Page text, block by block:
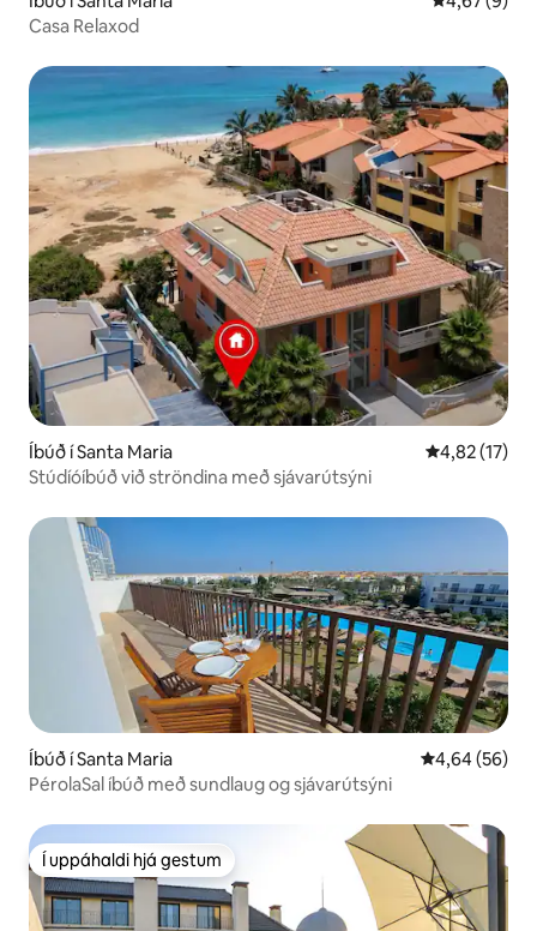
Casa Relaxod
Íbúð í Santa Maria 4,82 af 5 í
4,82 (17)
Stúdíóíbúð við ströndina með sjávarútsýni
Íbúð í Santa Maria 4,64 af 5 í
4,64 (56)
PérolaSal íbúð með sundlaug og sjávarútsýni
Í uppáhaldi hjá gestum
Í uppáhaldi hjá gestum